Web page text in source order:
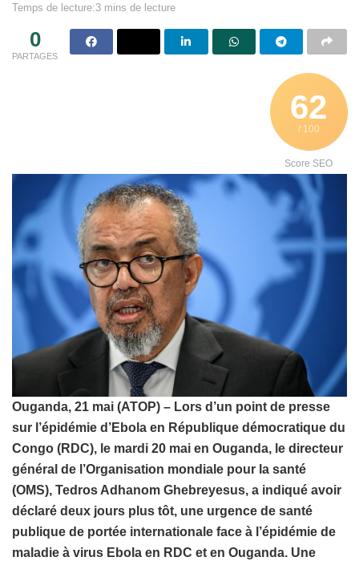
Temps de lecture:3 mins de lecture
0
PARTAGES
62
/ 100
Score SEO
Ouganda, 21 mai (ATOP) – Lors d’un point de presse
sur l’épidémie d’Ebola en République démocratique du
Congo (RDC), le mardi 20 mai en Ouganda, le directeur
général de l’Organisation mondiale pour la santé
(OMS), Tedros Adhanom Ghebreyesus, a indiqué avoir
déclaré deux jours plus tôt, une urgence de santé
publique de portée internationale face à l’épidémie de
maladie à virus Ebola en RDC et en Ouganda. Une